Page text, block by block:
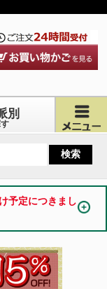
別
予定につきまし